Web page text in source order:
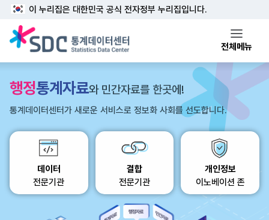
이 누리집은 대한민국 공식 전자정부 누리집입니다.
전체메뉴
행정통계자료와 민간자료를 한곳에!
통계데이터센터가 새로운 서비스로 정보화 사회를 선도합니다.
데이터
전문기관
결합
전문기관
개인정보
이노베이션 존